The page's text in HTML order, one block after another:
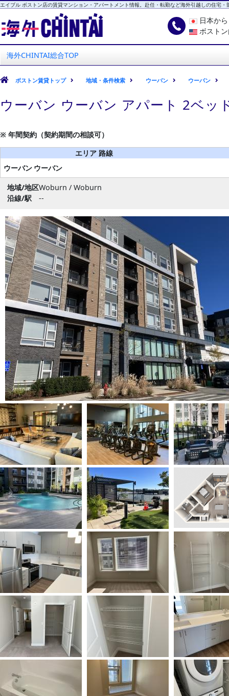
エイブル ボストン店の賃貸マンション・アパートメント情報。赴任・転勤など海外引越しの住宅・
海外CHINTAI
エイブル ボストン店
日本か
ボスト
海外CHINTAI総合TOP
ボストン賃貸トップ 地域・条件検索 ウーバン ウーバン
ウーバン ウーバン アパート 2ベッ
※ 年間契約（契約期間の相談可）
エリア 路線
ウーバン ウーバン
地域/地区Woburn / Woburn
沿線/駅
--